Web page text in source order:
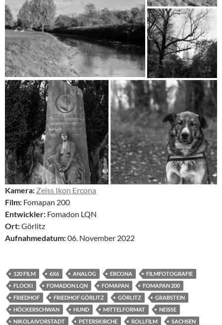
Kamera: Zeiss Ikon Ercona
Film: Fomapan 200
Entwickler: Fomadon LQN
Ort:Görlitz
Aufnahmedatum:06. November 2022
120 FILM 6X6 ANALOG ERCONA
FILMFOTOGRAFIE
FLOCKI
FOMADON LQN FOMAPAN
FOMAPAN 200
FRIEDHOF
FRIEDHOF GÖRLITZ GÖRLITZ
GRABSTEIN
HÖCKERSCHWAN
HUND MITTELFORMAT
NEISSE
NIKOLAIVORSTADT
PETERSKIRCHE ROLLFILM
SACHSEN